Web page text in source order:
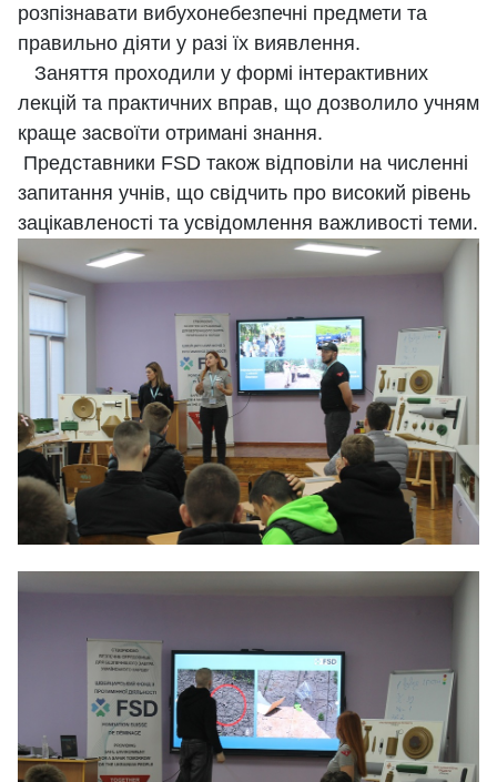
розпізнавати вибухонебезпечні предмети та
правильно діяти у разі їх виявлення.
Заняття проходили у формі інтерактивних
лекцій та практичних вправ, що дозволило учням
краще засвоїти отримані знання.
Представники FSD також відповіли на численні
запитання учнів, що свідчить про високий рівень
зацікавленості та усвідомлення важливості теми.